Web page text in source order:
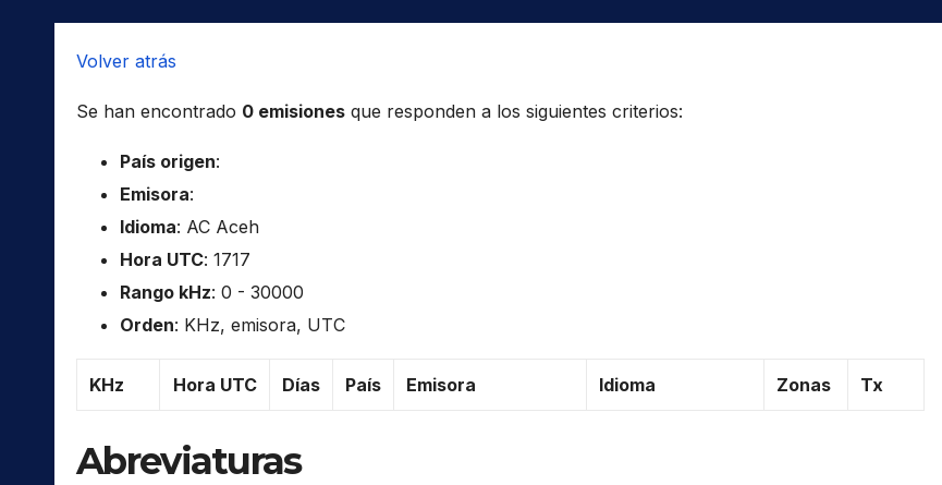
Volver atrás
Se han encontrado 0 emisiones que responden a los siguientes criterios:
País origen:
Emisora:
Idioma: AC Aceh
Hora UTC: 1717
Rango kHz: 0 - 30000
Orden: KHz, emisora, UTC
KHz Hora UTC Días País Emisora Idioma Zonas Tx
Abreviaturas